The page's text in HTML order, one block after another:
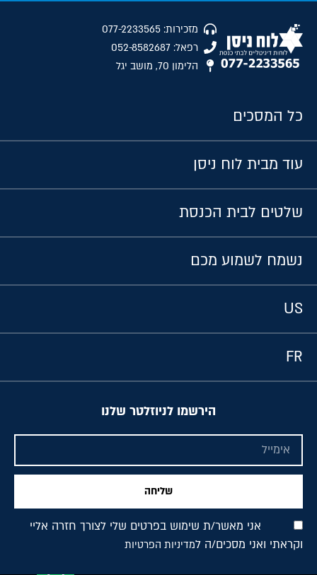
מזכירות: 077-2233565
רפאל: 052-8582687
הלימון 70, מושב יגל
כל המסכים
עוד מבית לוח ניסן
שלטים לבית הכנסת
נשמח לשמוע מכם
US
FR
הירשמו לניוזלטר שלנו
אני מאשר/ת שימוש בפרטים שלי לצורך חזרה אליי
וקראתי ואני מסכים/ה למדיניות הפרטיות
שליחה